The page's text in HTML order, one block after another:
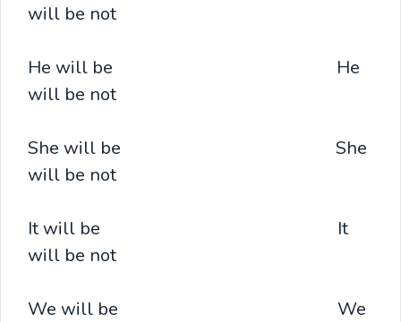
will be not
He will be He
will be not
She will be She
will be not
It will be It
will be not
We will be We